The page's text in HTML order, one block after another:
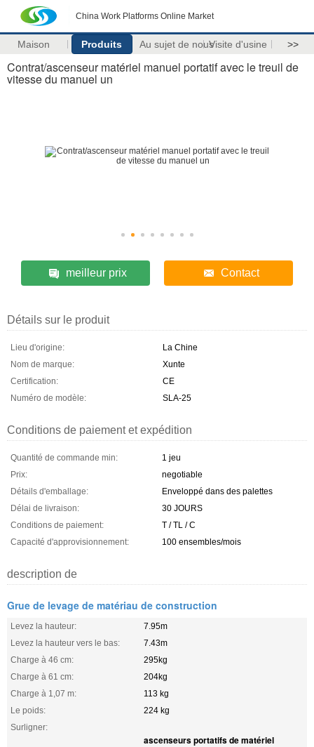
China Work Platforms Online Market
Maison Produits Au sujet de nousVisite d'usine >>
Contrat/ascenseur matériel manuel portatif avec le treuil de
vitesse du manuel un
meilleur prix Contact
Détails sur le produit
Lieu d'origine:
La Chine
Nom de marque:
Xunte
Certification:
CE
Numéro de modèle:
SLA-25
Conditions de paiement et expédition
Quantité de commande min:
1 jeu
Prix:
negotiable
Détails d'emballage:
Enveloppé dans des palettes
Délai de livraison:
30 JOURS
Conditions de paiement:
T / TL / C
Capacité d'approvisionnement:
100 ensembles/mois
description de
Grue de levage de matériau de construction
Levez la hauteur:
7.95m
Levez la hauteur vers le bas:
7.43m
Charge à 46 cm:
295kg
Charge à 61 cm:
204kg
Charge à 1,07 m:
113 kg
Le poids:
224 kg
Surligner:
ascenseurs portatifs de matériel